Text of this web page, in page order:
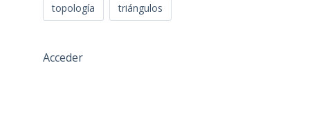
topología triángulos
Acceder